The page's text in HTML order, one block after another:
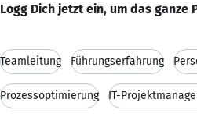
Logg Dich jetzt ein, um das ganze
Teamleitung Führungserfahrung
Prozessoptimierung IT-